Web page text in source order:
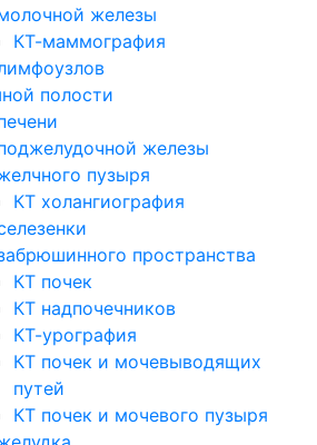
железы
КТ-маммография
полости
железы
пузыря
КТ холангиография
пространства
КТ почек
КТ надпочечников
КТ-урография
КТ почек и мочевыводящих
путей
КТ почек и мочевого пузыря